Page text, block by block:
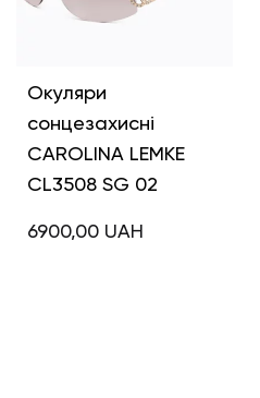
Окуляри
сонцезахисні
CAROLINA LEMKE
CL3508 SG 02
6900,00 UAH